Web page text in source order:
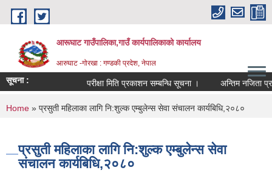
Skip to main content
आरूघाट गाउँपालिका,गाउँ कार्यपालिकाको कार्यालय
आरुघाट -गोरखा : गण्डकी प्रदेश, नेपाल
सूचना : परीक्षा मिति प्रकाशन सम्बन्धि सूचना । अन्तिम नजिता
You are here
Home » प्रसुती महिलाका लागि नि:शुल्क एम्बुलेन्स सेवा संचालन कार्यबिधि,२०८०
प्रसुती महिलाका लागि नि:शुल्क एम्बुलेन्स सेवा
संचालन कार्यबिधि,२०८०